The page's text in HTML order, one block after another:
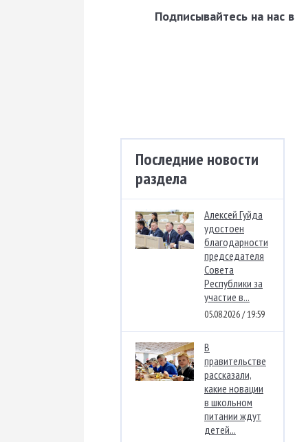
Подписывайтесь на нас в
Последние новости
раздела
Алексей Гуйда
удостоен
благодарности
председателя
Совета
Республики за
участие в...
05.08.2026 / 19:59
В
правительстве
рассказали,
какие новации
в школьном
питании ждут
детей...